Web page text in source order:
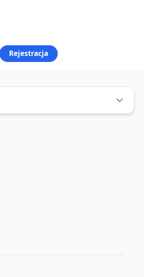
Rejestracja